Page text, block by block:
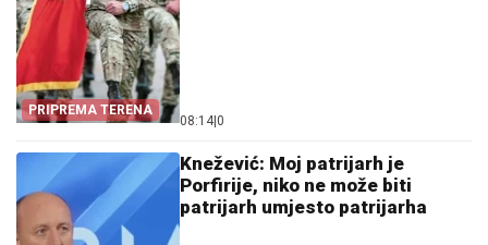
PRIPREMA TERENA
08:14 0
Knežević: Moj patrijarh je
Porfirije, niko ne može biti
patrijarh umjesto patrijarha